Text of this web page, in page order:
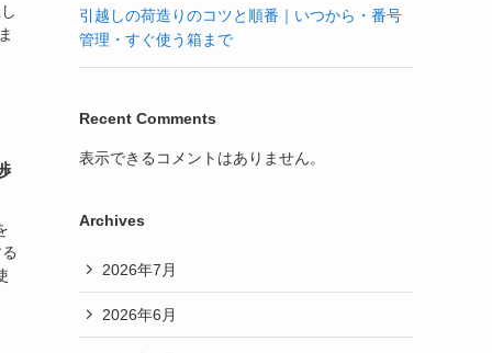
引越しの荷造りのコツと順番｜いつから・番号
管理・すぐ使う箱まで
Recent Comments
表示できるコメントはありません。
Archives
2026年7月
2026年6月